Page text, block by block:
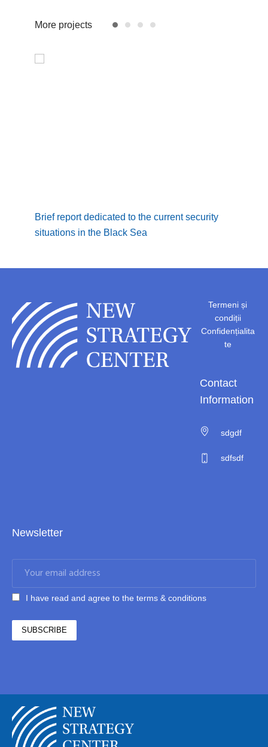
More projects
Brief report dedicated to the current security
situations in the Black Sea
Termeni și
condiții
Confidențialita
te
Contact
Information
sdgdf
sdfsdf
Newsletter
I have read and agree to the terms & conditions